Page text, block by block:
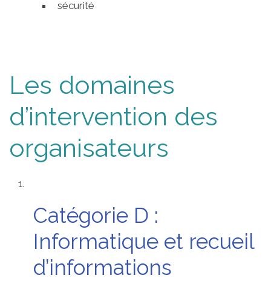
sécurité
Les domaines
d’intervention des
organisateurs
Catégorie D :
Informatique et recueil
d’informations